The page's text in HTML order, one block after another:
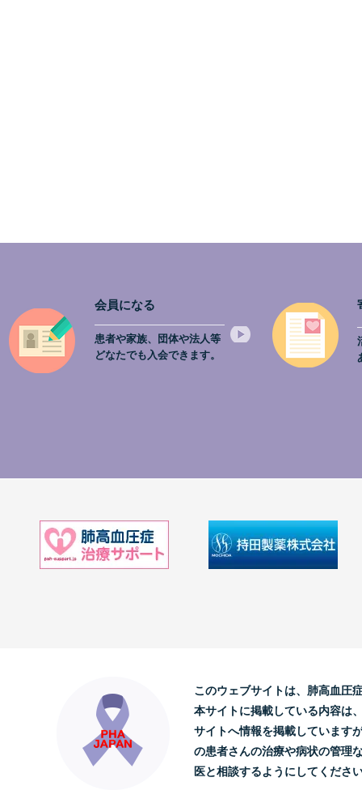
会員になる
患者や家族、団体や法人等
どなたでも入会できます。
このウェブサイトは、肺高血圧
本サイトに掲載している内容は
サイトへ情報を掲載しています
の患者さんの治療や病状の管理
医と相談するようにしてくださ